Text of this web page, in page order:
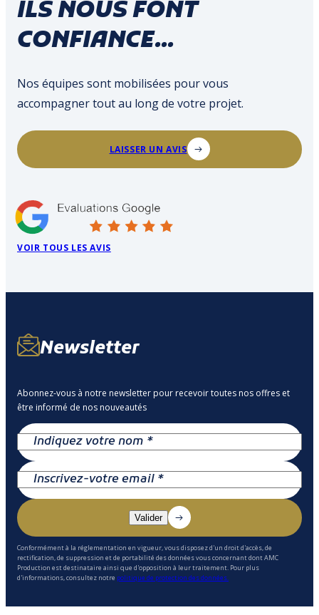
ILS NOUS FONT
CONFIANCE...
Nos équipes sont mobilisées pour vous
accompagner tout au long de votre projet.
LAISSER UN AVIS
VOIR TOUS LES AVIS
Newsletter
Abonnez-vous à notre newsletter pour recevoir toutes nos offres et
être informé de nos nouveautés
Conformément à la réglementation en vigueur, vous disposez d'un droit d'accès, de
rectification, de suppression et de portabilité des données vous concernant dont AMC
Production est destinataire ainsi que d'opposition à leur traitement. Pour plus
d'informations, consultez notre politique de protection des données.